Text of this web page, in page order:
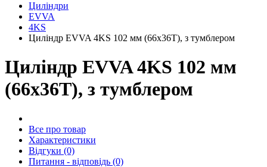
Циліндри
EVVA
4KS
Циліндр EVVA 4KS 102 мм (66x36T), з тумблером
Циліндр EVVA 4KS 102 мм
(66x36T), з тумблером
Все про товар
Характеристики
Відгуки (0)
Питання - відповідь (0)